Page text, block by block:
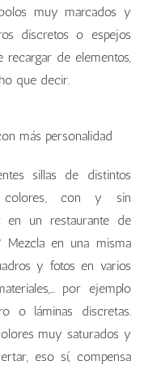
muy marcados y
discretos o espejos
de elementos,
que decir.
sillas de distintos
colores, con y sin
en un restaurante de
en una misma
y fotos en varios
por ejemplo
o láminas discretas.
muy saturados y
eso sí, compensa